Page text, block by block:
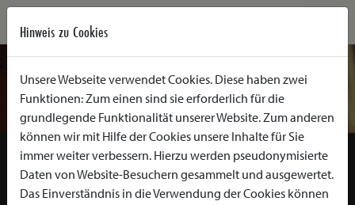
SPIELPLAN PRODUKTIONEN DER SAISON
ARCHIV
URAUFFÜHRUNGEN
KÜNSTLERINNEN
Hinweis zu Cookies
Unsere Webseite verwendet Cookies. Diese haben zwei
Funktionen: Zum einen sind sie erforderlich für die
grundlegende Funktionalität unserer Website. Zum anderen
können wir mit Hilfe der Cookies unsere Inhalte für Sie
immer weiter verbessern. Hierzu werden pseudonymisierte
Daten von Website-Besuchern gesammelt und ausgewertet.
Das Einverständnis in die Verwendung der Cookies können